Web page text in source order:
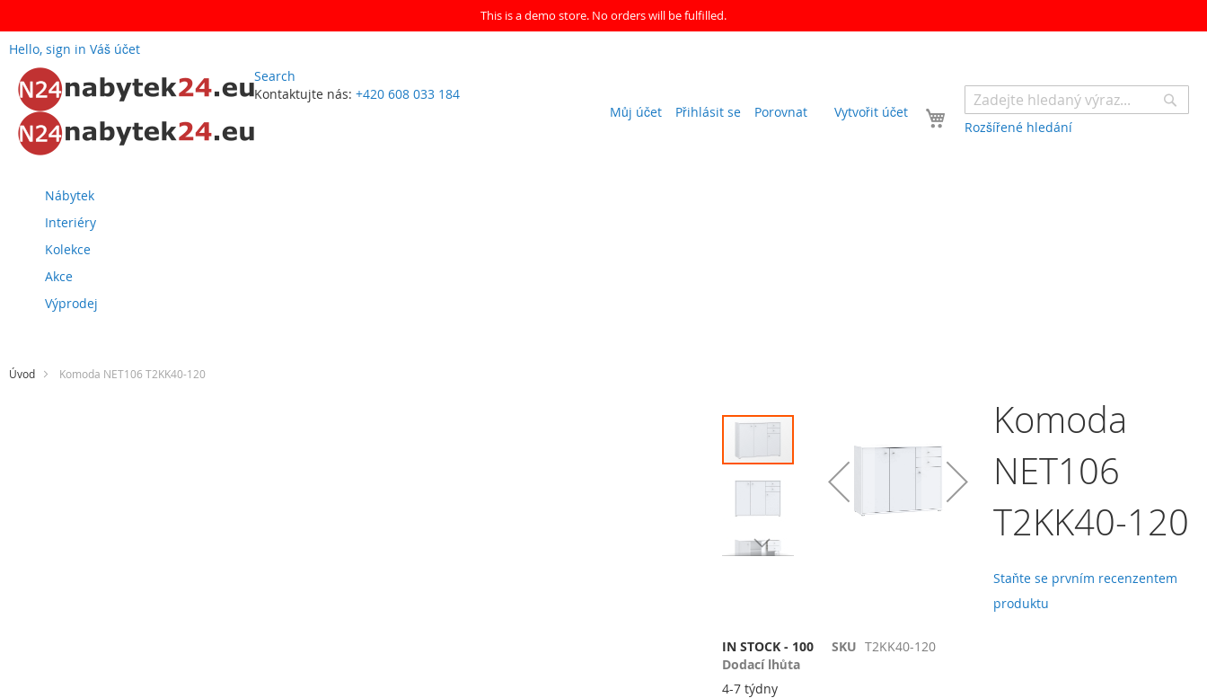
This is a demo store. No orders will be fulfilled.
Hello, sign in Váš účet
Search
Rozšířené hledání
Kontaktujte nás: +420 608 033 184
Váš košík
Můj účet Přihlásit se Porovnat Vytvořit účet
na
obsah
Nábytek
Interiéry
Kolekce
Akce
Výprodej
Úvod Komoda NET106 T2KK40-120
Přeskočit
galerie
obrázky
Komoda
NET106
T2KK40-120
Staňte se prvním recenzentem
produktu
IN STOCK - 100 SKU T2KK40-120
Dodací lhůta
4-7 týdny